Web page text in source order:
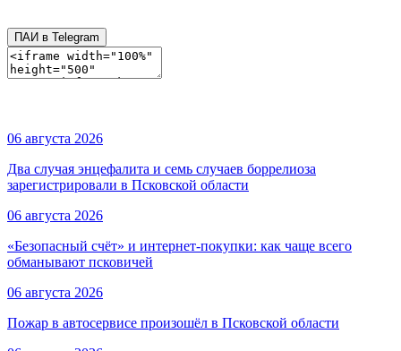
ПАИ в Telegram
06 августа 2026
Два случая энцефалита и семь случаев боррелиоза
зарегистрировали в Псковской области
06 августа 2026
«Безопасный счёт» и интернет-покупки: как чаще всего
обманывают псковичей
06 августа 2026
Пожар в автосервисе произошёл в Псковской области